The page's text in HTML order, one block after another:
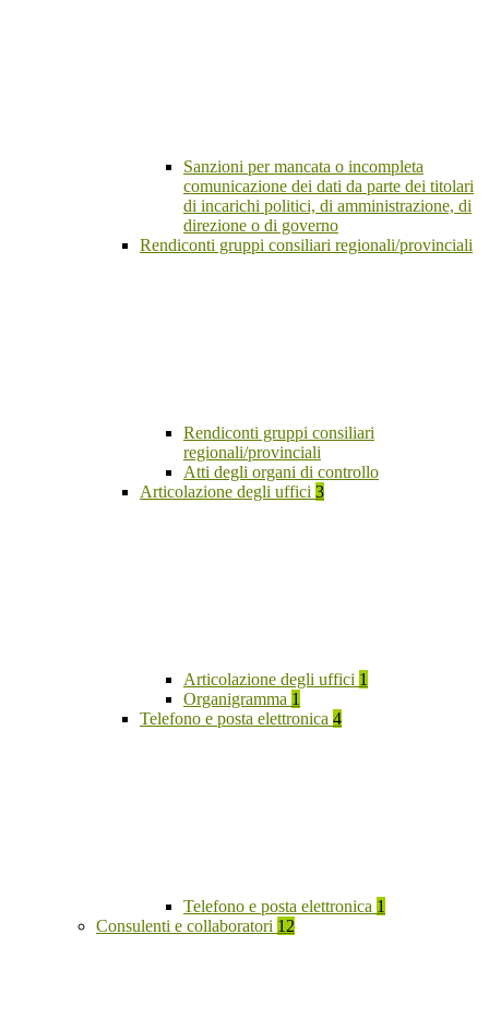
Sanzioni per mancata o incompleta
comunicazione dei dati da parte dei titolari
di incarichi politici, di amministrazione, di
direzione o di governo
Rendiconti gruppi consiliari regionali/provinciali
Rendiconti gruppi consiliari
regionali/provinciali
Atti degli organi di controllo
Articolazione degli uffici 3
Articolazione degli uffici 1
Organigramma 1
Telefono e posta elettronica 4
Telefono e posta elettronica 1
Consulenti e collaboratori 12